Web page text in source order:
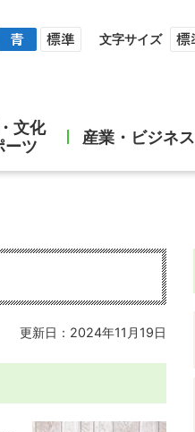
文字サイズ
文化
ーツ
産業・ビジネス
更新日：2024年11月19日